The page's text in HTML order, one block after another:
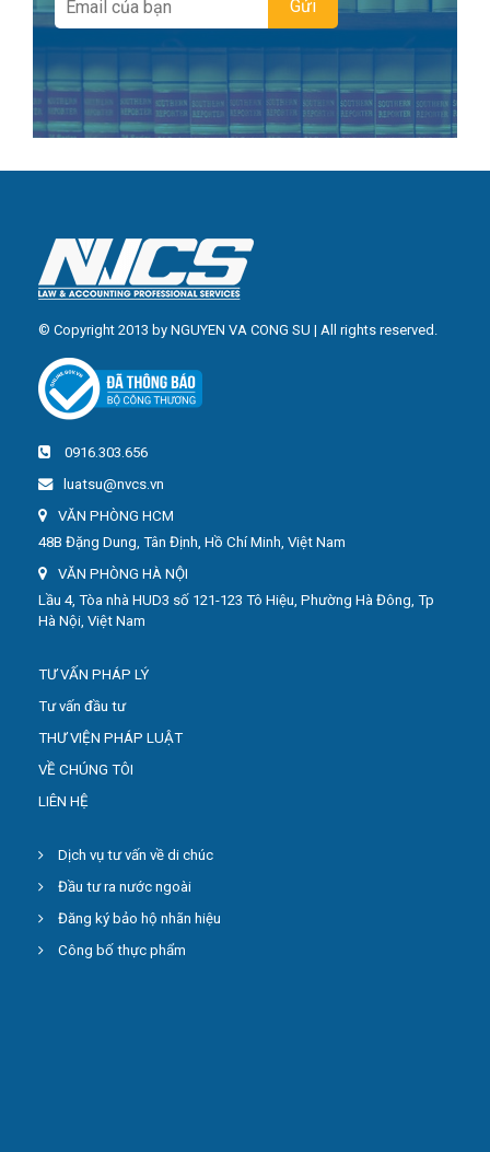
© Copyright 2013 by NGUYEN VA CONG SU | All rights reserved.
0916.303.656
luatsu@nvcs.vn
VĂN PHÒNG HCM
48B Đặng Dung, Tân Định, Hồ Chí Minh, Việt Nam
VĂN PHÒNG HÀ NỘI
Lầu 4, Tòa nhà HUD3 số 121-123 Tô Hiệu, Phường Hà Đông, Tp
Hà Nội, Việt Nam
TƯ VẤN PHÁP LÝ
Tư vấn đầu tư
THƯ VIỆN PHÁP LUẬT
VỀ CHÚNG TÔI
LIÊN HỆ
Dịch vụ tư vấn về di chúc
Đầu tư ra nước ngoài
Đăng ký bảo hộ nhãn hiệu
Công bố thực phẩm